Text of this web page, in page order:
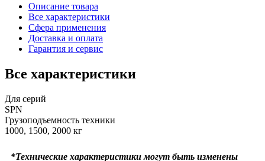
Описание товара
Все характеристики
Сфера применения
Доставка и оплата
Гарантия и сервис
Все характеристики
Для серий
SPN
Грузоподъемность техники
1000, 1500, 2000 кг
*Технические характеристики могут быть изменены